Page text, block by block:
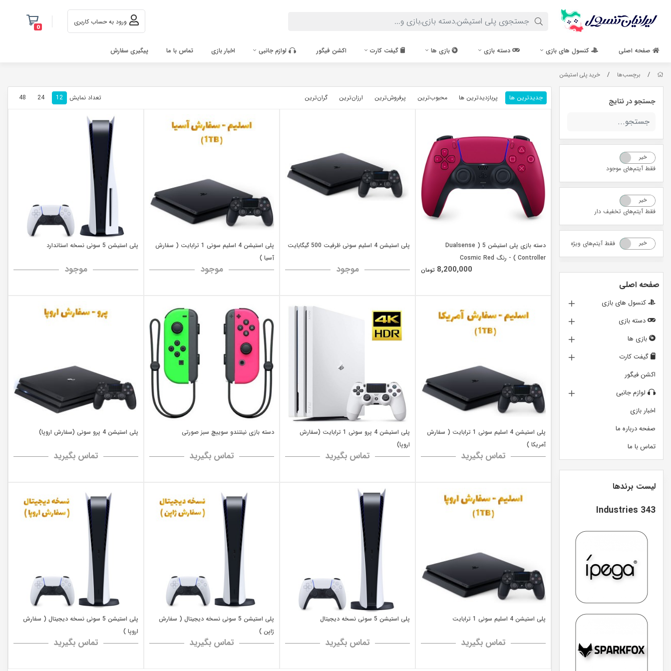
ورود به حساب کاربری
0
صفحه اصلی کنسول های بازی دسته بازی بازی ها گیفت کارت اکشن فیگور لوازم جانبی اخبار بازی تماس با ما پیگیری سفارش
/ برچسب‌ها / خرید پلی استیشن
جستجو در نتایج
خیر
فقط آیتم‌های موجود
خیر
فقط آیتم‌های تخفیف دار
بله خیر فقط آیتم‌های ویژه
صفحه اصلی
کنسول های بازی
دسته بازی
بازی ها
گیفت کارت
اکشن فیگور
لوازم جانبی
اخبار بازی
صفحه درباره ما
تماس با ما
لیست برندها
343 Industries
جدیدترین ها پربازدیدترین ها محبوب‌‌ترین پرفروش‌ترین ارزان‌ترین گران‌ترین تعداد نمایش 12
24
48
دسته بازی پلی استیشن 5 ( Dualsense
Controller ) - رنگ Cosmic Red
8,200,000 تومان
پلی استیشن 4 اسلیم سونی ظرفیت 500 گیگابایت
موجود
پلی استیشن 4 اسلیم سونی 1 ترابایت ( سفارش
آسیا )
موجود
پلی استیشن 5 سونی نسخه استاندارد
موجود
پلی استیشن 4 اسلیم سونی 1 ترابایت ( سفارش
آمریکا )
تماس بگیرید
پلی استیشن 4 پرو سونی 1 ترابایت (سفارش
اروپا)
تماس بگیرید
دسته بازی نینتندو سوییچ سبز صورتی
تماس بگیرید
پلی استیشن 4 پرو سونی (سفارش اروپا)
تماس بگیرید
پلی استیشن 4 اسلیم سونی 1 ترابایت
تماس بگیرید
پلی استیشن 5 سونی نسخه دیجیتال
تماس بگیرید
پلی استیشن 5 سونی نسخه دیجیتال ( سفارش
ژاپن )
تماس بگیرید
پلی استیشن 5 سونی نسخه دیجیتال ( سفارش
اروپا )
تماس بگیرید